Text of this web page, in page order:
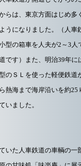
らは、東京方面はじめ多
うになりました。（人車
型の箱車を人夫が2～3人
です）また、明治39年に
のＳＬを使った軽便鉄道
熱海まで海岸沿いを約25
いました。
いた人車鉄道の車輌の一